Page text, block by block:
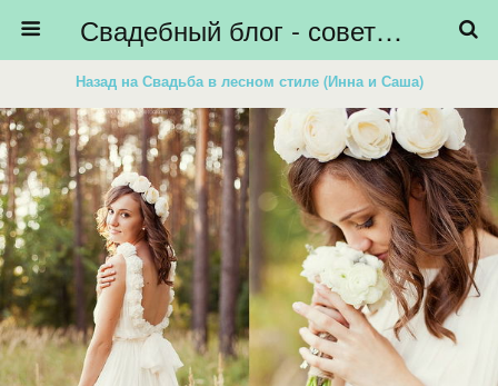
Свадебный блог - советы невестам, подготовка к свадьбе - HiBride
Назад на Свадьба в лесном стиле (Инна и Саша)